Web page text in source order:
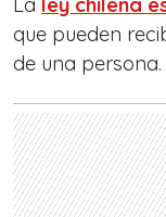
que pueden
de una persona.